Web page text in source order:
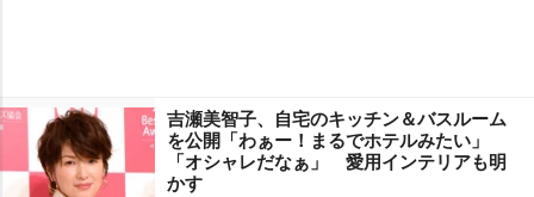
吉瀬美智子、自宅のキッチン＆バスルーム
を公開「わぁー！まるでホテルみたい」
「オシャレだなぁ」 愛用インテリアも明
かす